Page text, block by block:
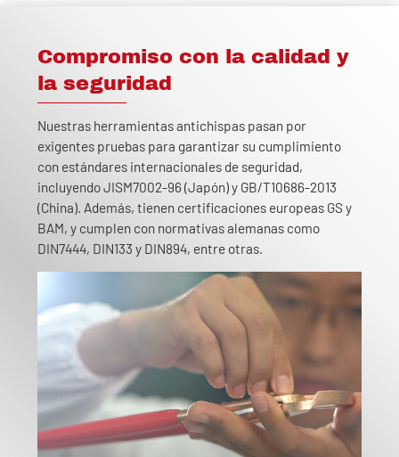
Compromiso con la calidad y
la seguridad
Nuestras herramientas antichispas pasan por
exigentes pruebas para garantizar su cumplimiento
con estándares internacionales de seguridad,
incluyendo JISM7002-96 (Japón) y GB/T10686-2013
(China). Además, tienen certificaciones europeas GS y
BAM, y cumplen con normativas alemanas como
DIN7444, DIN133 y DIN894, entre otras.